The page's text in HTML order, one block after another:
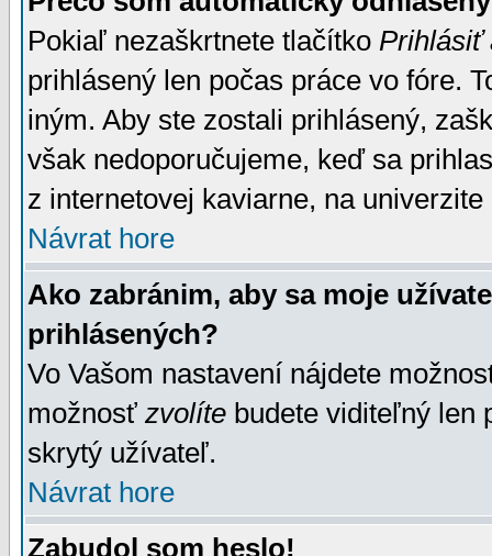
Pokiaľ nezaškrtnete tlačítko Prihlásiť
prihlásený len počas práce vo fóre.
iným. Aby ste zostali prihlásený,
však nedoporučujeme, keď sa
z internetovej kaviarne, na univerzite
Návrat hore
Ako zabránim, aby sa moje
prihlásených?
Vo Vašom nastavení nájdete
možnosť zvolíte budete viditeľný len
skrytý užívateľ.
Návrat hore
Zabudol som heslo!